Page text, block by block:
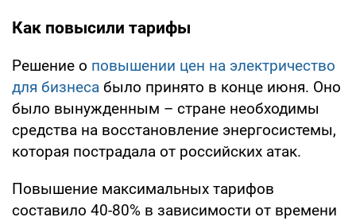
Как повысили тарифы
Решение о повышении цен на электричество
для бизнеса было принято в конце июня. Оно
было вынужденным – стране необходимы
средства на восстановление энергосистемы,
которая пострадала от российских атак.
Повышение максимальных тарифов
составило 40-80% в зависимости от времени